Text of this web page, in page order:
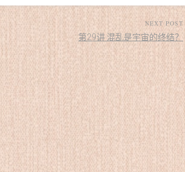
NEXT POST
第29讲 混乱是宇宙的终结？